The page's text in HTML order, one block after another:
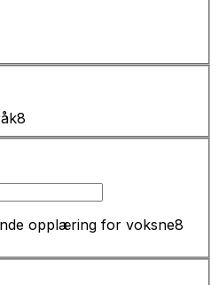
8
opplæring for voksne8